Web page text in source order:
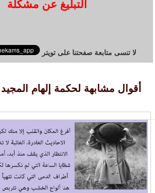
التبليغ عن مشكلة
لا تنسى متابعة صفحتنا على تويتر
أقوال مشابهة لحكمة إلهام المجيد